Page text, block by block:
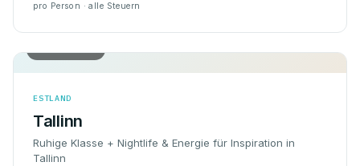
pro Person · alle Steuern
ESTLAND
Tallinn
Ruhige Klasse + Nightlife & Energie für Inspiration in
Tallinn